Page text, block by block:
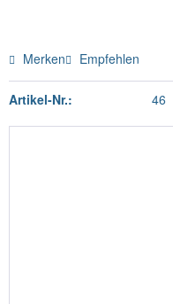
Merken Empfehlen
Artikel-Nr.: 46